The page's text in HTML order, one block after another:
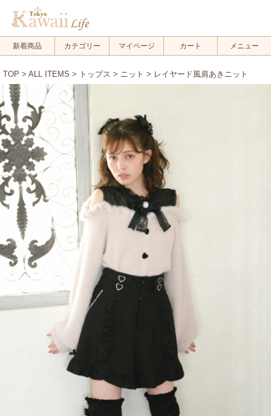
新着商品 カテゴリー マイページ カート メニュー
TOP > ALL ITEMS > トップス > ニット > レイヤード風肩あきニット